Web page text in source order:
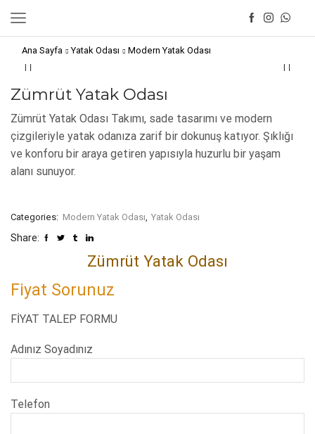
Ana Sayfa Yatak Odası Modern Yatak Odası
Zümrüt Yatak Odası
Zümrüt Yatak Odası Takımı, sade tasarımı ve modern
çizgileriyle yatak odanıza zarif bir dokunuş katıyor. Şıklığı
ve konforu bir araya getiren yapısıyla huzurlu bir yaşam
alanı sunuyor.
Categories: Modern Yatak Odası Yatak Odası
Share:
Zümrüt Yatak Odası
Fiyat Sorunuz
FİYAT TALEP FORMU
Adınız Soyadınız
Telefon